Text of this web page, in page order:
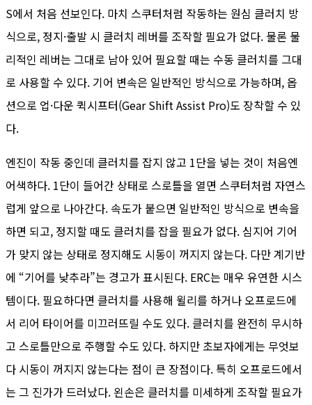
S에서 처음 선보인다. 마치 스쿠터처럼 작동하는 원심 클러치 방
식으로, 정지·출발 시 클러치 레버를 조작할 필요가 없다. 물론 물
리적인 레버는 그대로 남아 있어 필요할 때는 수동 클러치를 그대
로 사용할 수 있다. 기어 변속은 일반적인 방식으로 가능하며, 옵
션으로 업·다운 퀵시프터(Gear Shift Assist Pro)도 장착할 수 있
다.
엔진이 작동 중인데 클러치를 잡지 않고 1단을 넣는 것이 처음엔
어색하다. 1단이 들어간 상태로 스로틀을 열면 스쿠터처럼 자연스
럽게 앞으로 나아간다. 속도가 붙으면 일반적인 방식으로 변속을
하면 되고, 정지할 때도 클러치를 잡을 필요가 없다. 심지어 기어
가 맞지 않는 상태로 정지해도 시동이 꺼지지 않는다. 다만 계기반
에 “기어를 낮추라”는 경고가 표시된다. ERC는 매우 유연한 시스
템이다. 필요하다면 클러치를 사용해 윌리를 하거나 오프로드에
서 리어 타이어를 미끄러뜨릴 수도 있다. 클러치를 완전히 무시하
고 스로틀만으로 주행할 수도 있다. 하지만 초보자에게는 무엇보
다 시동이 꺼지지 않는다는 점이 큰 장점이다. 특히 오프로드에서
는 그 진가가 드러났다. 왼손은 클러치를 미세하게 조작할 필요가